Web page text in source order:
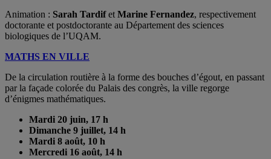
Animation : Sarah Tardifet Marine Fernandez, respectivement
doctorante et postdoctorante au Département des sciences
biologiques de l’UQAM.
MATHS EN VILLE
De la circulation routière à la forme des bouches d’égout, en passant
par la façade colorée du Palais des congrès, la ville regorge
d’énigmes mathématiques.
Mardi 20 juin, 17 h
Dimanche 9 juillet, 14 h
Mardi 8 août, 10 h
Mercredi 16 août, 14 h